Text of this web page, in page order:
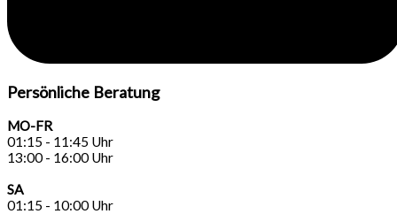
Persönliche Beratung
MO-FR
01:15 - 11:45 Uhr
13:00 - 16:00 Uhr
SA
01:15 - 10:00 Uhr